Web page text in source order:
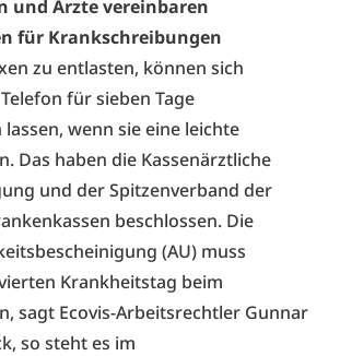
und Ärzte vereinbaren
für Krankschreibungen
zu entlasten, können sich
für sieben Tage
wenn sie eine leichte
Das haben die Kassenärztliche
und der Spitzenverband der
beschlossen. Die
(AU) muss
Krankheitstag beim
sagt Ecovis-Arbeitsrechtler Gunnar
so steht es im